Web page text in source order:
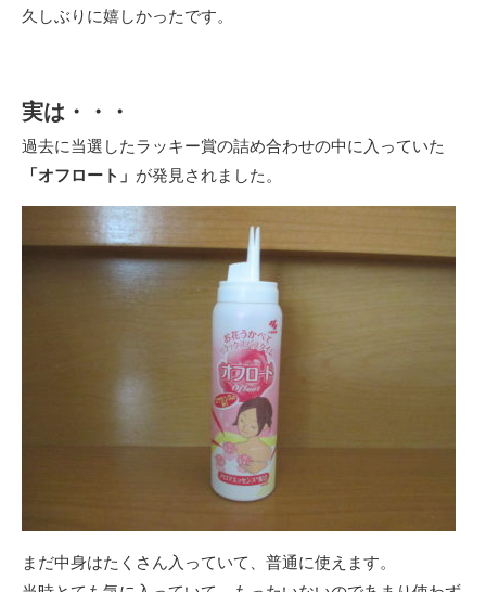
久しぶりに嬉しかったです。
実は・・・
過去に当選したラッキー賞の詰め合わせの中に入っていた
「オフロート」 が発見されました。
まだ中身はたくさん入っていて、普通に使えます。